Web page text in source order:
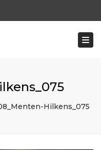
top bar
Hilkens_075